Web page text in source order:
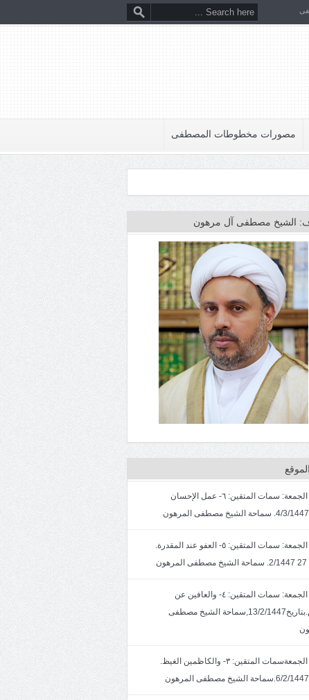
مصورات مخطوطات المصطفى
الشيخ مصطفى آل مرهون
خطبة الجمعة: سمات المتقين: ٦- عمل الإحسان
خطبة الجمعة: سمات المتقين: ٥- العفو عند المقدرة.
خطبة الجمعة: سمات المتقين: ٤- والعافين عن
الناس.بتاريخ13/2/1447,سماحة الشيخ مصطفى
خطبة الجمعةسمات المتقين: ٣- والكاظمين الغيظ.